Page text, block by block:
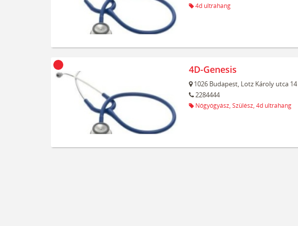
4d ultrahang
4D-Genesis
1026 Budapest, Lotz Károly utca 14
2284444
Nőgyógyász, Szülész, 4d ultrahang